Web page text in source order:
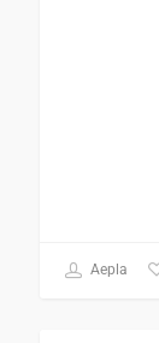
Aepla